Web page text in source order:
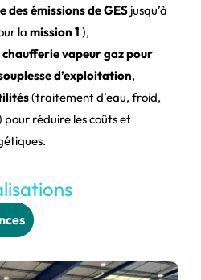
émissions de GES jusqu’à
la mission 1 ),
chaufferie vapeur gaz pour
d’exploitation,
(traitement d’eau, froid,
réduire les coûts et